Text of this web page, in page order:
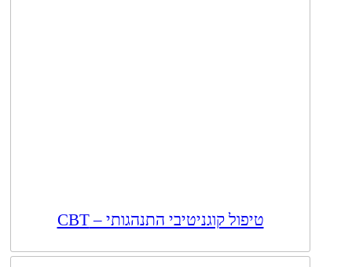
טיפול קוגניטיבי התנהגותי – CBT